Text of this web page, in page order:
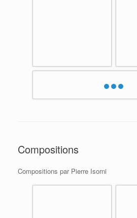
•••
Compositions
Compositions par Pierre Isorni